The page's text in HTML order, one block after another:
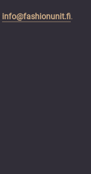
info@fashionunit.fi.